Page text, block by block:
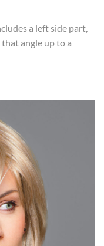
a left side part,
angle up to a